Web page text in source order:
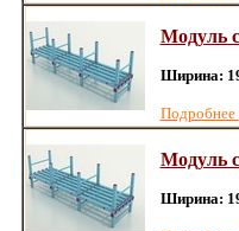
Модуль
Ширина:
Подробнее
Модуль
Ширина: